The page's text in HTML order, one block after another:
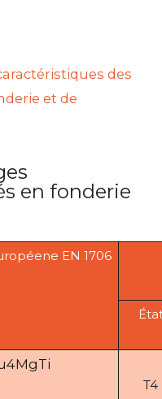
des
et de
en fonderie
EN 1706
T4